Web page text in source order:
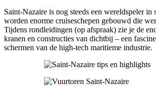
Saint-Nazaire is nog steeds een wereldspeler in
worden enorme cruiseschepen gebouwd die
Tijdens rondleidingen (op afspraak) zie je de
kranen en constructies van dichtbij – een
schermen van de high-tech maritieme industrie.